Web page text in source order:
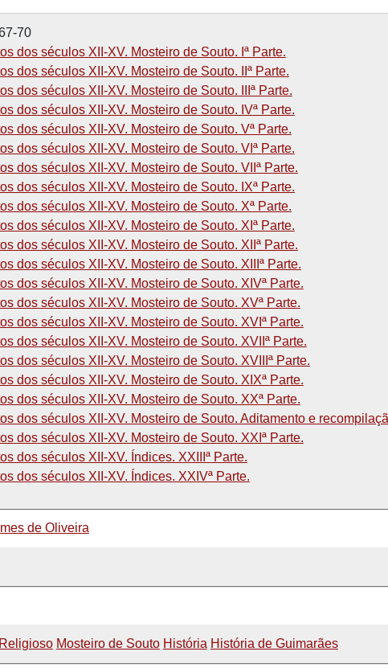
70
dos séculos XII-XV. Mosteiro de Souto. Iª Parte.
dos séculos XII-XV. Mosteiro de Souto. IIª Parte.
dos séculos XII-XV. Mosteiro de Souto. IIIª Parte.
dos séculos XII-XV. Mosteiro de Souto. IVª Parte.
dos séculos XII-XV. Mosteiro de Souto. Vª Parte.
dos séculos XII-XV. Mosteiro de Souto. VIª Parte.
dos séculos XII-XV. Mosteiro de Souto. VIIª Parte.
dos séculos XII-XV. Mosteiro de Souto. IXª Parte.
dos séculos XII-XV. Mosteiro de Souto. Xª Parte.
dos séculos XII-XV. Mosteiro de Souto. XIª Parte.
dos séculos XII-XV. Mosteiro de Souto. XIIª Parte.
dos séculos XII-XV. Mosteiro de Souto. XIIIª Parte.
dos séculos XII-XV. Mosteiro de Souto. XIVª Parte.
dos séculos XII-XV. Mosteiro de Souto. XVª Parte.
dos séculos XII-XV. Mosteiro de Souto. XVIª Parte.
dos séculos XII-XV. Mosteiro de Souto. XVIIª Parte.
dos séculos XII-XV. Mosteiro de Souto. XVIIIª Parte.
dos séculos XII-XV. Mosteiro de Souto. XIXª Parte.
dos séculos XII-XV. Mosteiro de Souto. XXª Parte.
dos séculos XII-XV. Mosteiro de Souto. Aditamento e
dos séculos XII-XV. Mosteiro de Souto. XXIª Parte.
dos séculos XII-XV. Índices. XXIIIª Parte.
dos séculos XII-XV. Índices. XXIVª Parte.
de Oliveira
Mosteiro de Souto História História de Guimarães